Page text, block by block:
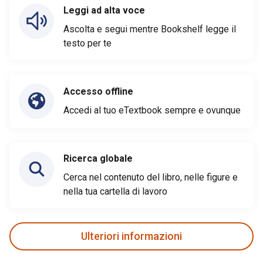
Leggi ad alta voce
Ascolta e segui mentre Bookshelf legge il
testo per te
Accesso offline
Accedi al tuo eTextbook sempre e ovunque
Ricerca globale
Cerca nel contenuto del libro, nelle figure e
nella tua cartella di lavoro
Ulteriori informazioni